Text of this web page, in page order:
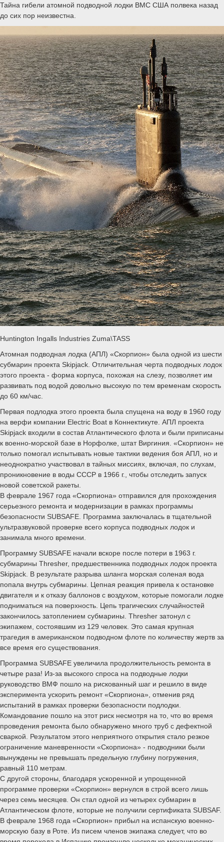
Тайна гибели атомной подводной лодки ВМС США полвека назад
до сих пор неизвестна.
Huntington Ingalls Industries Zuma\TASS
Атомная подводная лодка (АПЛ) «Скорпион» была одной из шести
субмарин проекта Skipjack. Отличительная черта подводных лодок
этого проекта - форма корпуса, похожая на слезу, позволяет им
развивать под водой довольно высокую по тем временам скорость
до 60 км/час.
Первая подлодка этого проекта была спущена на воду в 1960 году
на верфи компании Electric Boat в Коннектикуте. АПЛ проекта
Skipjack входили в состав Атлантического флота и были приписаны
к военно-морской базе в Норфолке, штат Виргиния. «Скорпион» не
только помогал испытывать новые тактики ведения боя АПЛ, но и
неоднократно участвовал в тайных миссиях, включая, по слухам,
проникновение в воды СССР в 1966 г., чтобы отследить запуск
новой советской ракеты.
В феврале 1967 года «Скорпиона» отправился для прохождения
серьезного ремонта и модернизации в рамках программы
безопасности SUBSAFE. Программа заключалась в тщательной
ультразвуковой проверке всего корпуса подводных лодок и
занимала много времени.
Программу SUBSAFE начали вскоре после потери в 1963 г.
субмарины Thresher, предшественника подводных лодок проекта
Skipjack. В результате разрыва шланга морская соленая вода
попала внутрь субмарины. Цепная реакция привела к остановке
двигателя и к отказу баллонов с воздухом, которые помогали лодке
подниматься на поверхность. Цепь трагических случайностей
закончилось затоплением субмарины. Thresher затонул с
экипажем, состоявшим из 129 человек. Это самая крупная
трагедия в американском подводном флоте по количеству жертв за
все время его существования.
Программа SUBSAFE увеличила продолжительность ремонта в
четыре раза! Из-за высокого спроса на подводные лодки
руководство ВМФ пошло на рискованный шаг и решило в виде
эксперимента ускорить ремонт «Скорпиона», отменив ряд
испытаний в рамках проверки безопасности подлодки.
Командование пошло на этот риск несмотря на то, что во время
проведения ремонта было обнаружено много труб с дефектной
сваркой. Результатом этого неприятного открытия стало резкое
ограничение маневренности «Скорпиона» - подводники были
вынуждены не превышать предельную глубину погружения,
равный 110 метрам.
С другой стороны, благодаря ускоренной и упрощенной
программе проверки «Скорпион» вернулся в строй всего лишь
через семь месяцев. Он стал одной из четырех субмарин в
Атлантическом флоте, которые не получили сертификата SUBSAF.
В феврале 1968 года «Скорпион» прибыл на испанскую военно-
морскую базу в Роте. Из писем членов экипажа следует, что во